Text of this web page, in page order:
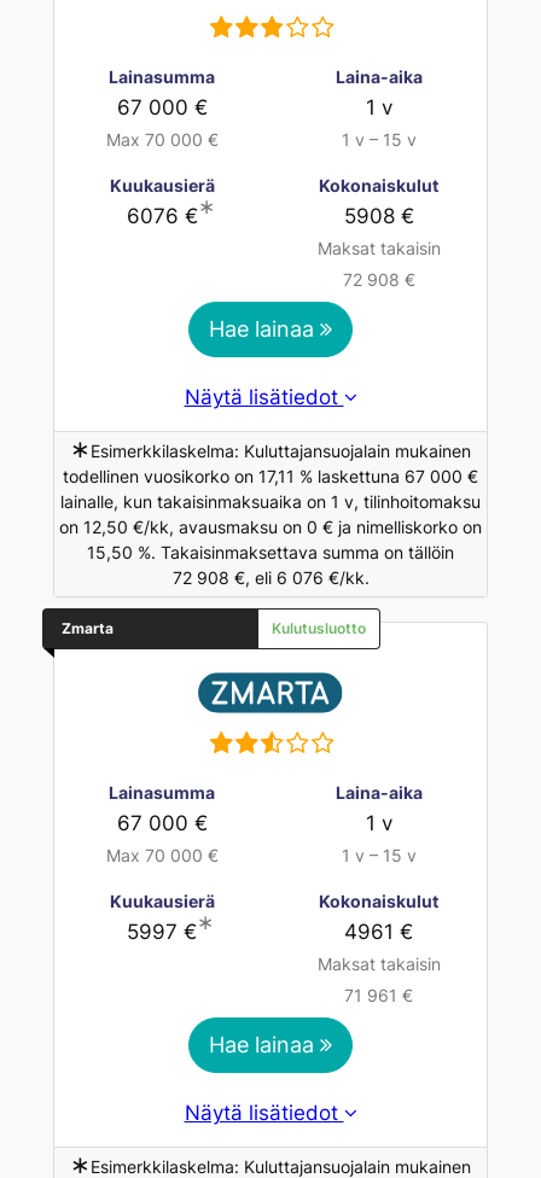
Lainasumma
67 000 €
Max 70 000 €
Laina-aika
1 v
1 v – 15 v
Kuukausierä
6076 €∗
Kokonaiskulut
5908 €
Maksat takaisin
72 908 €
Hae lainaa
Näytä lisätiedot
∗ Esimerkkilaskelma: Kuluttajansuojalain mukainen
todellinen vuosikorko on 17,11 % laskettuna 67 000 €
lainalle, kun takaisinmaksuaika on 1 v, tilinhoitomaksu
on 12,50 €/kk, avausmaksu on 0 € ja nimelliskorko on
15,50 %. Takaisinmaksettava summa on tällöin
72 908 €, eli 6 076 €/kk.
Zmarta Kulutusluotto
Lainasumma
67 000 €
Max 70 000 €
Laina-aika
1 v
1 v – 15 v
Kuukausierä
5997 €∗
Kokonaiskulut
4961 €
Maksat takaisin
71 961 €
Hae lainaa
Näytä lisätiedot
∗ Esimerkkilaskelma: Kuluttajansuojalain mukainen